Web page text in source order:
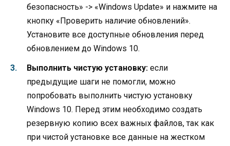
безопасность» -> «Windows Update» и нажмите на
кнопку «Проверить наличие обновлений».
Установите все доступные обновления перед
обновлением до Windows 10.
Выполнить чистую установку: если
предыдущие шаги не помогли, можно
попробовать выполнить чистую установку
Windows 10. Перед этим необходимо создать
резервную копию всех важных файлов, так как
при чистой установке все данные на жестком